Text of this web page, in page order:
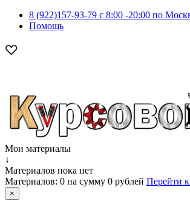
8 (922)157-93-79 c 8:00 -20:00 по
Помощь
Мои материалы
↓
Материалов пока нет
Материалов: 0 на сумму 0 рублей Перейти
×